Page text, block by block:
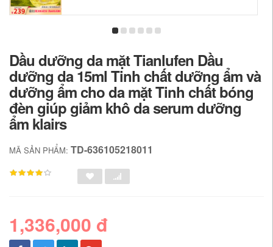
Dầu dưỡng da mặt Tianlufen Dầu
dưỡng da 15ml Tinh chất dưỡng ẩm và
dưỡng ẩm cho da mặt Tinh chất bóng
đèn giúp giảm khô da serum dưỡng
ẩm klairs
MÃ SẢN PHẨM: TD-636105218011
1,336,000 đ